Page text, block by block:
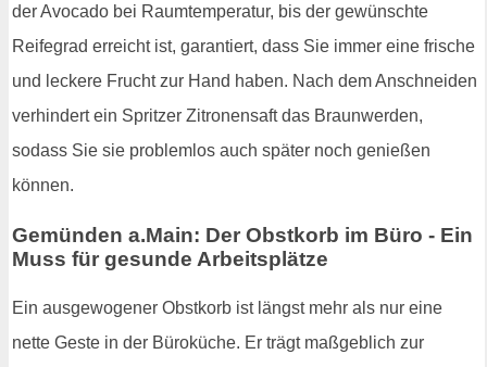
der Avocado bei Raumtemperatur, bis der gewünschte
Reifegrad erreicht ist, garantiert, dass Sie immer eine frische
und leckere Frucht zur Hand haben. Nach dem Anschneiden
verhindert ein Spritzer Zitronensaft das Braunwerden,
sodass Sie sie problemlos auch später noch genießen
können.
Gemünden a.Main: Der Obstkorb im Büro - Ein
Muss für gesunde Arbeitsplätze
Ein ausgewogener Obstkorb ist längst mehr als nur eine
nette Geste in der Büroküche. Er trägt maßgeblich zur